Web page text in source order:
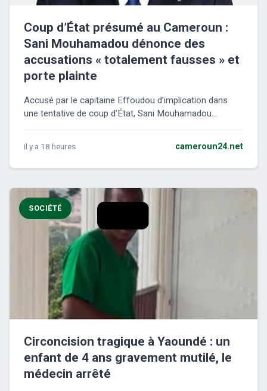
Coup d’État présumé au Cameroun :
Sani Mouhamadou dénonce des
accusations « totalement fausses » et
porte plainte
Accusé par le capitaine Effoudou d’implication dans
une tentative de coup d’État, Sani Mouhamadou...
il y a 18 heures cameroun24.net
SOCIÉTÉ
Circoncision tragique à Yaoundé : un
enfant de 4 ans gravement mutilé, le
médecin arrêté